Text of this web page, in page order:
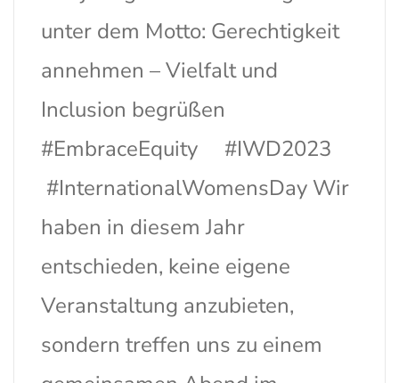
unter dem Motto: Gerechtigkeit
annehmen – Vielfalt und
Inclusion begrüßen
#EmbraceEquity #IWD2023
#InternationalWomensDay Wir
haben in diesem Jahr
entschieden, keine eigene
Veranstaltung anzubieten,
sondern treffen uns zu einem